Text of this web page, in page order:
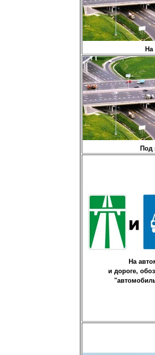
На
Под
На
и дороге,